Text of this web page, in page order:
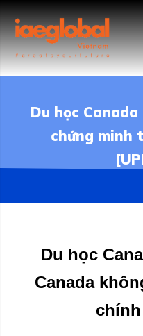
Du học
chứng minh
Du học
Canada